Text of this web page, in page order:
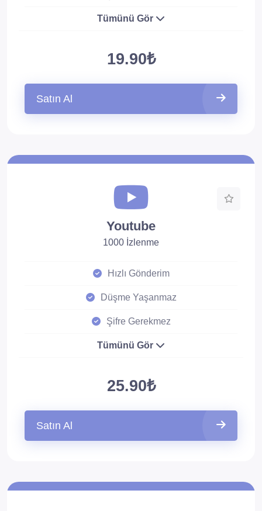
Tümünü Gör
19.90₺
Satın Al
Youtube
1000 İzlenme
Hızlı Gönderim
Düşme Yaşanmaz
Şifre Gerekmez
Tümünü Gör
25.90₺
Satın Al